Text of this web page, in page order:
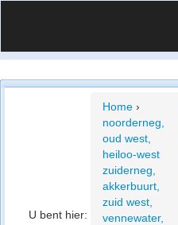
Vergelijk prijsposities - wijk
U bent hier:
Home ›
noorderneg,
oud west,
heiloo-west
zuiderneg,
akkerbuurt,
zuid west,
vennewater,